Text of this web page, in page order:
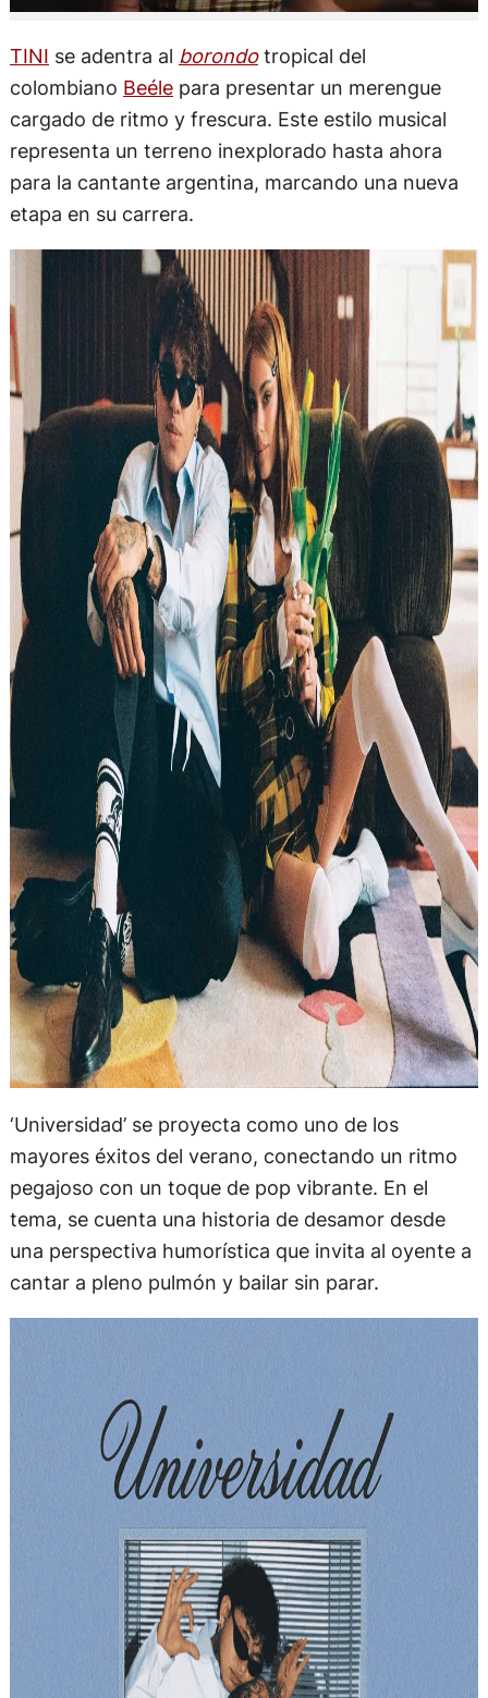
TINI se adentra al borondotropical del
colombiano Beélepara presentar un merengue
cargado de ritmo y frescura. Este estilo musical
representa un terreno inexplorado hasta ahora
para la cantante argentina, marcando una nueva
etapa en su carrera.
‘Universidad’ se proyecta como uno de los
mayores éxitos del verano, conectando un ritmo
pegajoso con un toque de pop vibrante. En el
tema, se cuenta una historia de desamor desde
una perspectiva humorística que invita al oyente a
cantar a pleno pulmón y bailar sin parar.